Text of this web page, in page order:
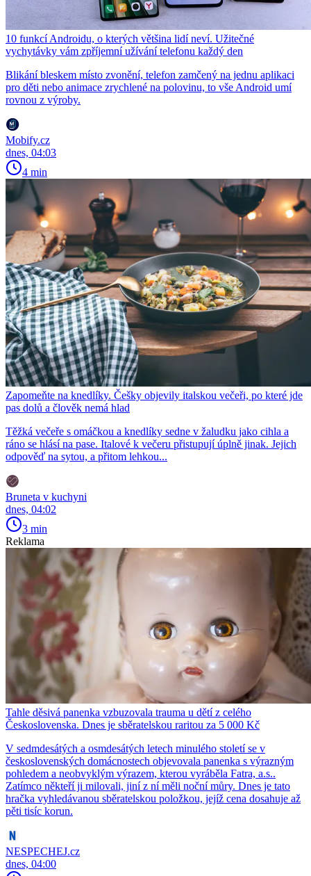
10 funkcí Androidu, o kterých většina lidí neví. Užitečné
vychytávky vám zpříjemní užívání telefonu každý den
Blikání bleskem místo zvonění, telefon zamčený na jednu aplikaci
pro děti nebo animace zrychlené na polovinu, to vše Android umí
rovnou z výroby.
Mobify.cz
dnes, 04:03
4 min
Zapomeňte na knedlíky. Češky objevily italskou večeři, po které jde
pas dolů a člověk nemá hlad
Těžká večeře s omáčkou a knedlíky sedne v žaludku jako cihla a
ráno se hlásí na pase. Italové k večeru přistupují úplně jinak. Jejich
odpověď na sytou, a přitom lehkou...
Bruneta v kuchyni
dnes, 04:02
3 min
Reklama
Tahle děsivá panenka vzbuzovala trauma u dětí z celého
Československa. Dnes je sběratelskou raritou za 5 000 Kč
V sedmdesátých a osmdesátých letech minulého století se v
československých domácnostech objevovala panenka s výrazným
pohledem a neobvyklým výrazem, kterou vyráběla Fatra, a.s..
Zatímco někteří ji milovali, jiní z ní měli noční můry. Dnes je tato
hračka vyhledávanou sběratelskou položkou, jejíž cena dosahuje až
pěti tisíc korun.
NESPECHEJ.cz
dnes, 04:00